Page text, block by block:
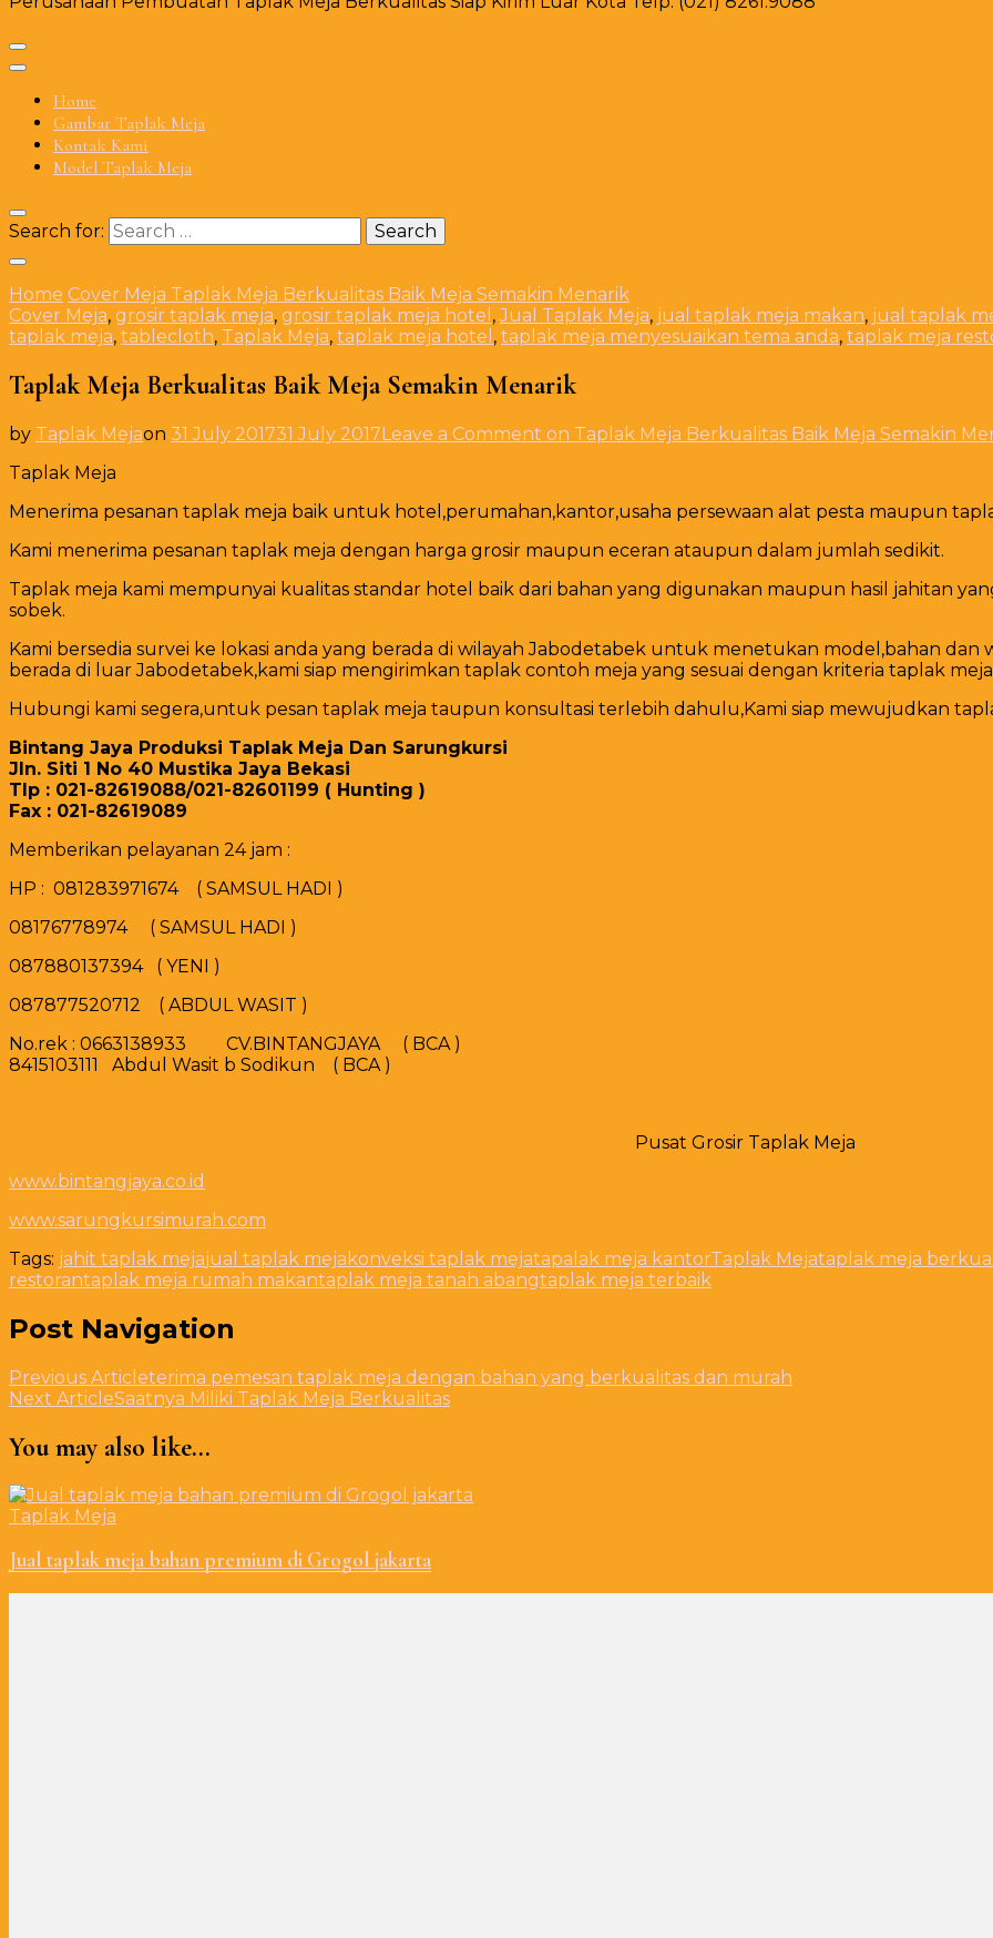
Home
Gambar Taplak Meja
Kontak Kami
Model Taplak Meja
Search for:
Home Cover Meja Taplak Meja Berkualitas Baik Meja Semakin Menarik
Cover Meja, grosir taplak meja, grosir taplak meja hotel ,Jual Taplak Meja, jual taplak meja makan, jual taplak
taplak meja, tablecloth, Taplak Meja, taplak meja hotel , taplak meja menyesuaikan tema anda, taplak meja
Taplak Meja Berkualitas Baik Meja Semakin Menarik
by Taplak Mejaon 31 July 201731 July 2017Leave a Comment on Taplak Meja Berkualitas Baik Meja Semakin
Taplak Meja
Menerima pesanan taplak meja baik untuk hotel,perumahan,kantor,usaha persewaan alat pesta maupun
Kami menerima pesanan taplak meja dengan harga grosir maupun eceran ataupun dalam jumlah sedikit.
Taplak meja kami mempunyai kualitas standar hotel baik dari bahan yang digunakan maupun hasil jahitan
sobek.
Kami bersedia survei ke lokasi anda yang berada di wilayah Jabodetabek untuk menetukan model,bahan
berada di luar Jabodetabek,kami siap mengirimkan taplak contoh meja yang sesuai dengan kriteria taplak
Hubungi kami segera,untuk pesan taplak meja taupun konsultasi terlebih dahulu,Kami siap mewujudkan
Bintang Jaya Produksi Taplak Meja Dan Sarungkursi
Jln. Siti 1 No 40 Mustika Jaya Bekasi
Tlp : 021-82619088/021-82601199 ( Hunting )
Fax : 021-82619089
Memberikan pelayanan 24 jam :
HP : 081283971674 ( SAMSUL HADI )
08176778974 ( SAMSUL HADI )
087880137394 ( YENI )
087877520712 ( ABDUL WASIT )
No.rek : 0663138933 CV.BINTANGJAYA ( BCA )
8415103111 Abdul Wasit b Sodikun ( BCA )
Pusat Grosir Taplak Meja
www.bintangjaya.co.id
www.sarungkursimurah.com
Tags: jahit taplak mejajual taplak meja konveksi taplak mejatapalak meja kantorTaplak Mejataplak meja
restorantaplak meja rumah makantaplak meja tanah abangtaplak meja terbaik
Post Navigation
Previous Articleterima pemesan taplak meja dengan bahan yang berkualitas dan murah
Next ArticleSaatnya Miliki Taplak Meja Berkualitas
You may also like...
Taplak Meja
Jual taplak meja bahan premium di Grogol jakarta